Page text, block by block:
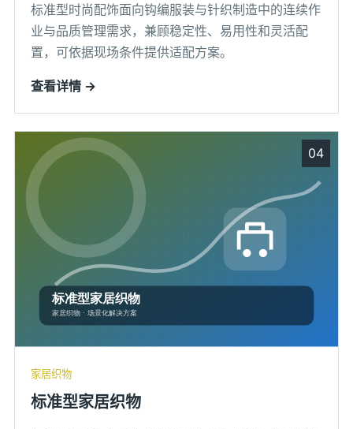
标准型时尚配饰面向钩编服装与针织制造中的连续作
业与品质管理需求，兼顾稳定性、易用性和灵活配
置，可依据现场条件提供适配方案。
查看详情 →
04
家居织物
标准型家居织物